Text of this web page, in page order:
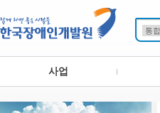
사업